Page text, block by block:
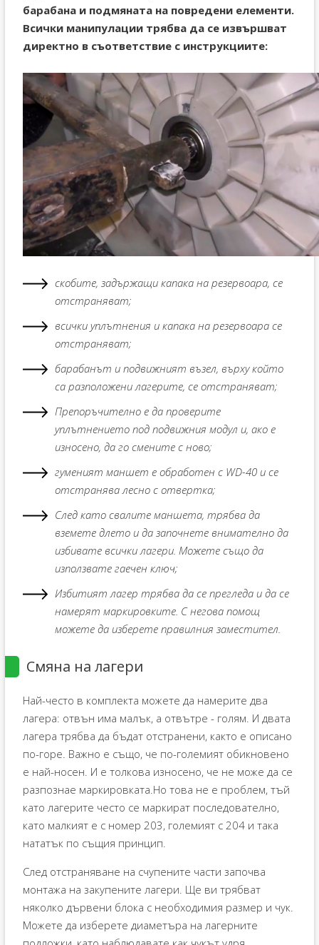
барабана и подмяната на повредени елементи.
Всички манипулации трябва да се извършват
директно в съответствие с инструкциите:
скобите, задържащи капака на резервоара, се
отстраняват;
всички уплътнения и капака на резервоара се
отстраняват;
барабанът и подвижният възел, върху който
са разположени лагерите, се отстраняват;
Препоръчително е да проверите
уплътнението под подвижния модул и, ако е
износено, да го смените с ново;
гуменият маншет е обработен с WD-40 и се
отстранява лесно с отвертка;
След като свалите маншета, трябва да
вземете длето и да започнете внимателно да
избивате всички лагери. Можете също да
използвате гаечен ключ;
Избитият лагер трябва да се прегледа и да се
намерят маркировките. С негова помощ
можете да изберете правилния заместител.
Смяна на лагери
Най-често в комплекта можете да намерите два
лагера: отвън има малък, а отвътре - голям. И двата
лагера трябва да бъдат отстранени, както е описано
по-горе. Важно е също, че по-големият обикновено
е най-носен. И е толкова износено, че не може да се
разпознае маркировката.Но това не е проблем, тъй
като лагерите често се маркират последователно,
като малкият е с номер 203, големият с 204 и така
нататък по същия принцип.
След отстраняване на счупените части започва
монтажа на закупените лагери. Ще ви трябват
няколко дървени блока с необходимия размер и чук.
Можете да изберете диаметъра на лагерните